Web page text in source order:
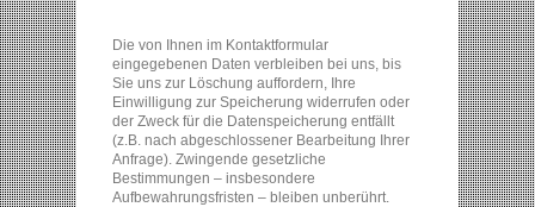
Die von Ihnen im Kontaktformular
eingegebenen Daten verbleiben bei uns, bis
Sie uns zur Löschung auffordern, Ihre
Einwilligung zur Speicherung widerrufen oder
der Zweck für die Datenspeicherung entfällt
(z.B. nach abgeschlossener Bearbeitung Ihrer
Anfrage). Zwingende gesetzliche
Bestimmungen – insbesondere
Aufbewahrungsfristen – bleiben unberührt.